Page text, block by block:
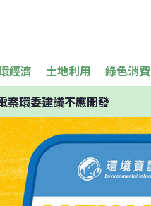
經濟 土地利用 綠色消費
案環委建議不應開發